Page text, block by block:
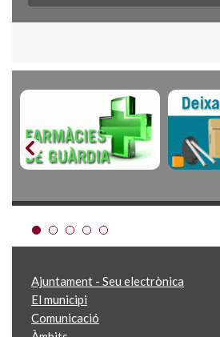
Ajuntament - Seu electrònica
El municipi
Comunicació